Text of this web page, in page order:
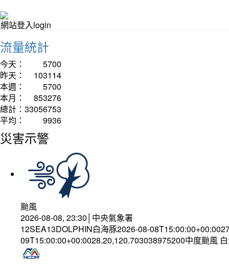
網站登入login
流量統計
今天：
5700
昨天：
103114
本週：
5700
本月：
853276
總計： 33056753
平均：
9936
災害示警
颱風
2026-08-08, 23:30│中央氣象署
12SEA13DOLPHIN白海豚2026-08-
09T15:00:00+00:0028.20,120.703038975200中度颱風